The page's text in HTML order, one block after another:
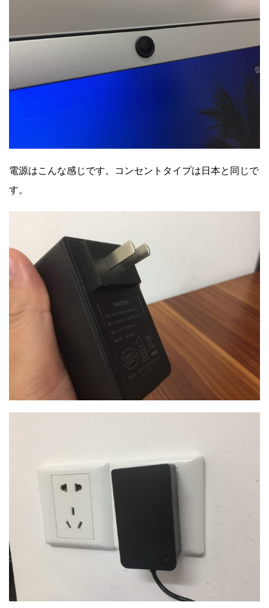
電源はこんな感じです。コンセントタイプは日本と同じで
す。